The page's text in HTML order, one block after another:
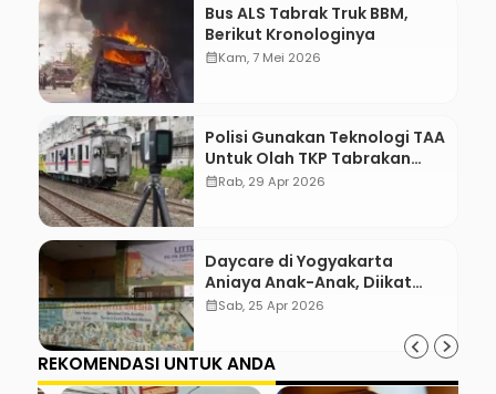
Bus ALS Tabrak Truk BBM,
Berikut Kronologinya
calendar_monthKam, 7 Mei 2026
Polisi Gunakan Teknologi TAA
Untuk Olah TKP Tabrakan
Kereta Bekasi
calendar_monthRab, 29 Apr 2026
Daycare di Yogyakarta
Aniaya Anak-Anak, Diikat
Hingga Lebam
calendar_monthSab, 25 Apr 2026
REKOMENDASI UNTUK ANDA